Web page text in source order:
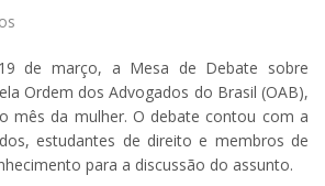
de março, a Mesa de Debate sobre
Ordem dos Advogados do Brasil (OAB),
mês da mulher. O debate contou com a
estudantes de direito e membros de
para a discussão do assunto.